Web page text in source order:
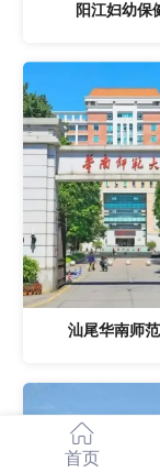
阳江妇幼保
汕尾华南师
首页